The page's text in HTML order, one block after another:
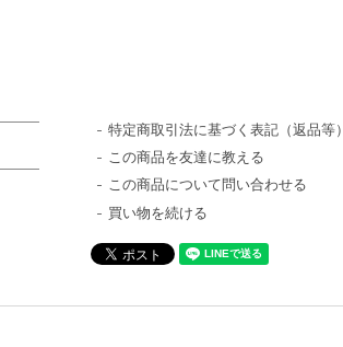
特定商取引法に基づく表記（返品等）
この商品を友達に教える
この商品について問い合わせる
買い物を続ける